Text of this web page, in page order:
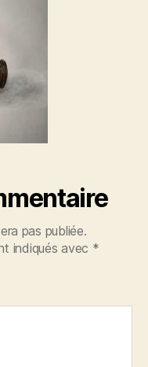
pas publiée.
indiqués avec *